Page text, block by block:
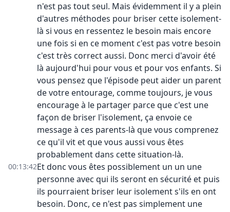
n'est pas tout seul. Mais évidemment il y a plein
d'autres méthodes pour briser cette isolement-
là si vous en ressentez le besoin mais encore
une fois si en ce moment c'est pas votre besoin
c'est très correct aussi. Donc merci d'avoir été
là aujourd'hui pour vous et pour vos enfants. Si
vous pensez que l'épisode peut aider un parent
de votre entourage, comme toujours, je vous
encourage à le partager parce que c'est une
façon de briser l'isolement, ça envoie ce
message à ces parents-là que vous comprenez
ce qu'il vit et que vous aussi vous êtes
probablement dans cette situation-là.
00:13:42Et donc vous êtes possiblement un un une
personne avec qui ils seront en sécurité et puis
ils pourraient briser leur isolement s'ils en ont
besoin. Donc, ce n'est pas simplement une